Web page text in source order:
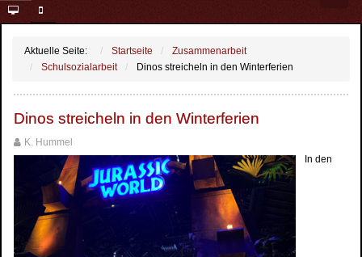
Aktuelle Seite: Startseite
Zusammenarbeit
Schulsozialarbeit
Dinos streicheln in den Winterferien
Dinos streicheln in den Winterferien
K. Hummel
In den